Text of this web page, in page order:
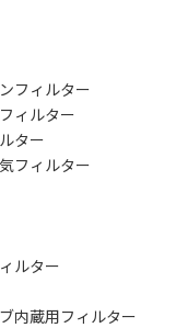
フィルター
ルター
ター
ィルター
ター
用フィルター